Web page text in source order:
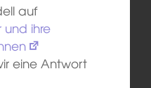
auf
und ihre
eine Antwort